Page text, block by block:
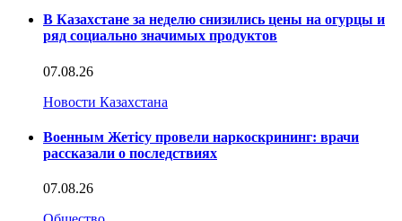
В Казахстане за неделю снизились цены на огурцы и
ряд социально значимых продуктов
07.08.26
Новости Казахстана
Военным Жетісу провели наркоскрининг: врачи
рассказали о последствиях
07.08.26